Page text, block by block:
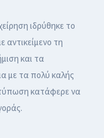
ιδρύθηκε το
αντικείμενο τη
και τα
με τα πολύ καλής
κατάφερε να